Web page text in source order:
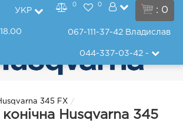
: 0
УКР
0 0
067-111-37-42 Владислав
044-337-03-42-
345 FX
Husqvarna 345